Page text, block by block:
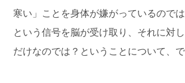
寒い」ことを身体が嫌がっているのでは
という信号を脳が受け取り、それに対
だけなのでは？ということについて、で